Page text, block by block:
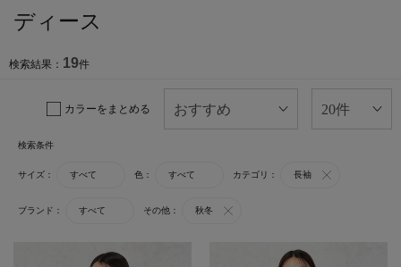
ディース
検索結果： 19件
カラーをまとめる
検索条件
サイズ： すべて 色： すべて カテゴリ： 長袖
ブランド： すべて その他： 秋冬